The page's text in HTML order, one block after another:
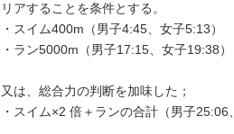
リアすることを条件とする。
・スイム400m（男子4:45、女子5:13）
・ラン5000m（男子17:15、女子19:38）
又は、総合力の判断を加味した；
・スイム×2 倍＋ランの合計（男子